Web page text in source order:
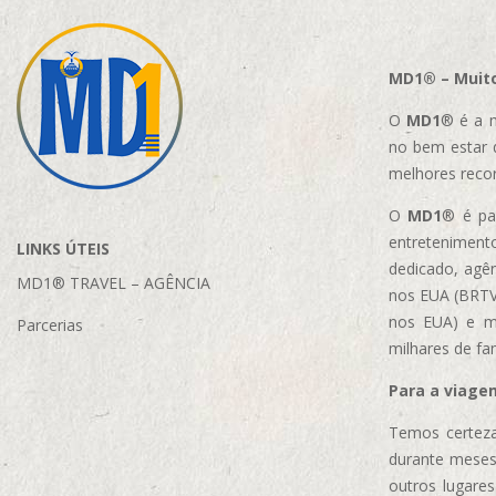
LINKS ÚTEIS
MD1® TRAVEL – AGÊNCIA
Parcerias
MD1® –
O MD1® é a
no bem estar
melhores
O MD1® é
dedicado,
nos EUA
nos EUA) e
milhares de
Para a
Temos
durante
outros